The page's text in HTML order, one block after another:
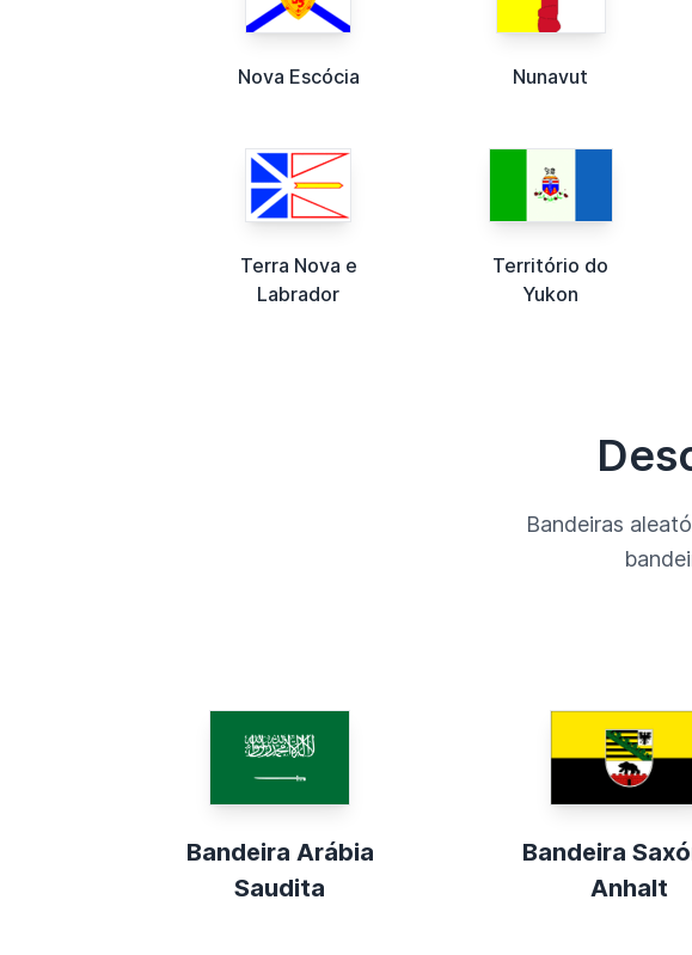
Nova Escócia Nunavut
Terra Nova e
Labrador
Território do
Yukon
Bandeiras
Bandeira Arábia
Saudita
Bandeira
Anhalt